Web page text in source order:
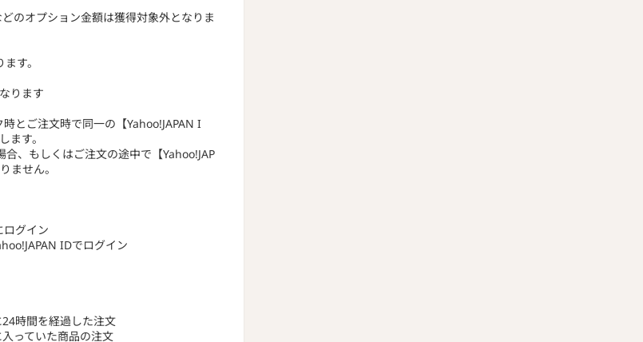
のオプション金額は獲得対象外となりま
す。
ります
とご注文時で同一の【Yahoo!JAPAN I
ます。
、もしくはご注文の途中で【Yahoo!JAP
ません。
グイン
IDでログイン
時間を経過した注文
っていた商品の注文